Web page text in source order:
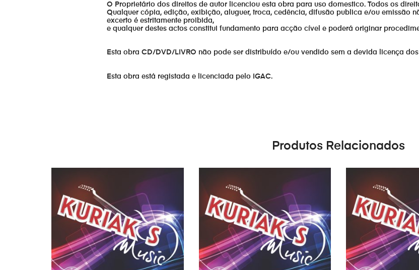
O Proprietário dos direitos de autor licenciou esta obra para uso domestico. Todos os
Qualquer cópia, edição, exibição, aluguer, troca, cedência, difusão publica e/ou emissão
excerto é estritamente proibida,
e qualquer destes actos constitui fundamento para acção cível e poderá originar
Esta obra CD/DVD/LIVRO não pode ser distribuído e/ou vendido sem a devida licença
Esta obra está registada e licenciada pelo IGAC.
Produtos Relacionados